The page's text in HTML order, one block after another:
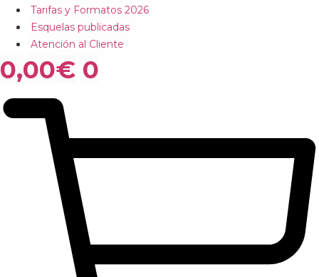
Tarifas y Formatos 2026
Esquelas publicadas
Atención al Cliente
0,00€ 0